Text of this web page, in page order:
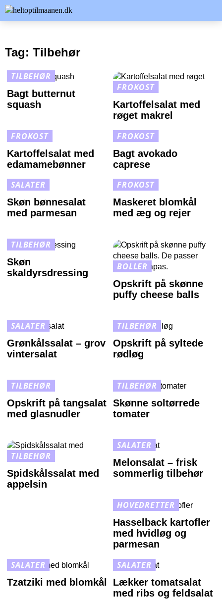
Tag: Tilbehør
TILBEHØR
Bagt butternut
squash
FROKOST
Kartoffelsalat med
røget makrel
FROKOST
Kartoffelsalat med
edamamebønner
FROKOST
Bagt avokado
caprese
SALATER
Skøn bønnesalat
med parmesan
FROKOST
Maskeret blomkål
med æg og rejer
TILBEHØR
Skøn
skaldyrsdressing
BOLLER
Opskrift på skønne
puffy cheese balls
SALATER
Grønkålssalat – grov
vintersalat
TILBEHØR
Opskrift på syltede
rødløg
TILBEHØR
Opskrift på tangsalat
med glasnudler
TILBEHØR
Skønne soltørrede
tomater
TILBEHØR
Spidskålssalat med
appelsin
SALATER
Melonsalat – frisk
sommerlig tilbehør
HOVEDRETTER
Hasselback kartofler
med hvidløg og
parmesan
SALATER
Tzatziki med blomkål
SALATER
Lækker tomatsalat
med ribs og feldsalat